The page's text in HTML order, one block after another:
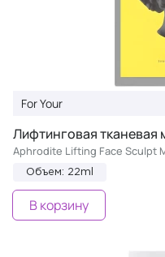
For Your
Лифтинговая тканевая
Aphrodite Lifting Face Sculpt
Объем: 22ml
В корзину